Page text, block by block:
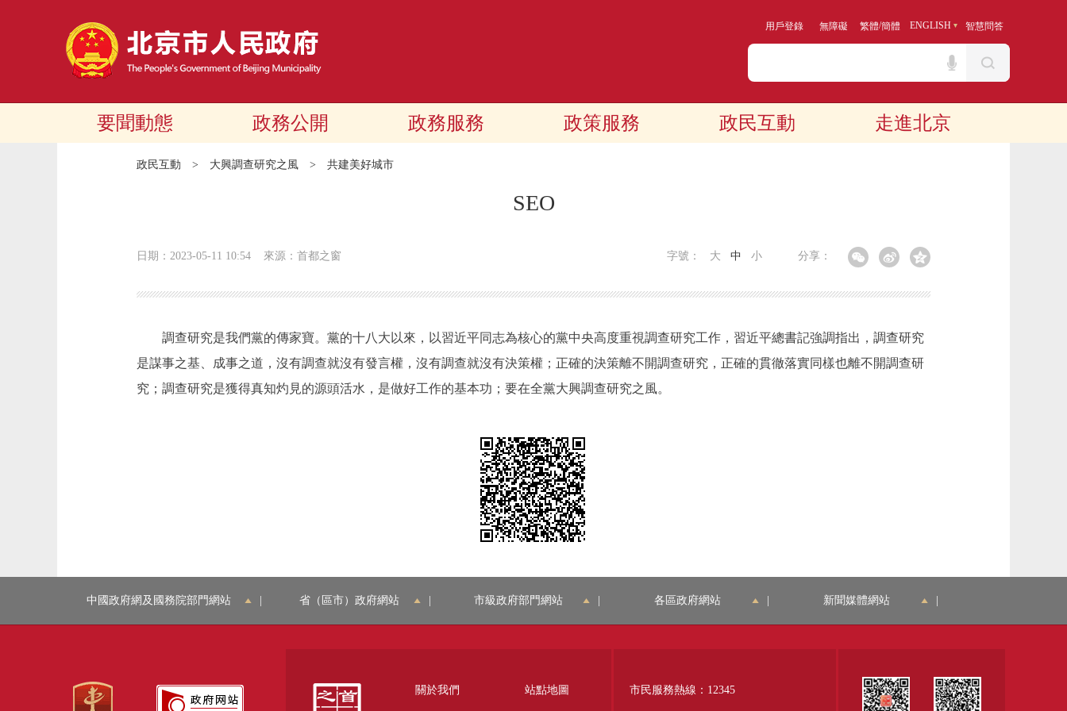
用戶登錄 無障礙 繁體/簡體 ENGLISH 智慧問答
要聞動態 政務公開 政務服務 政策服務 政民互動 走進北京
政民互動 > 大興調查研究之風 > 共建美好城市
SEO
日期：2023-05-11 10:54 來源：首都之窗 分享：
字號： 大 中 小
調查研究是我們黨的傳家寶。黨的十八大以來，以習近平同志為核心的黨中央高度重視調查研究工作，習近平總書記強調指出，調查研究
是謀事之基、成事之道，沒有調查就沒有發言權，沒有調查就沒有決策權；正確的決策離不開調查研究，正確的貫徹落實同樣也離不開調查研
究；調查研究是獲得真知灼見的源頭活水，是做好工作的基本功；要在全黨大興調查研究之風。
中國政府網及國務院部門網站 省（區市）政府網站 市級政府部門網站 各區政府網站 新聞媒體網站
關於我們 站點地圖 市民服務熱線：12345